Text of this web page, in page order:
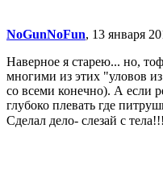
NoGunNoFun, 13 января
Наверное я старею... но,
многими из этих "уловов
со всеми конечно). А если
глубоко плевать где
Сделал дело- слезай с тела!!!